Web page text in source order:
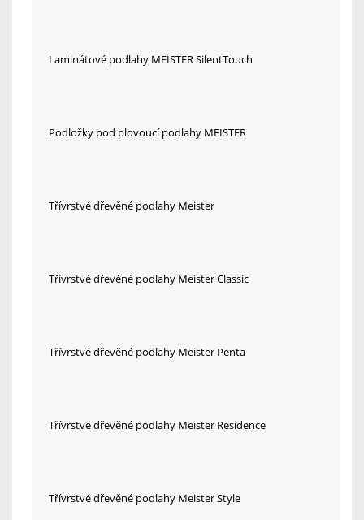
Laminátové podlahy MEISTER SilentTouch
Podložky pod plovoucí podlahy MEISTER
Třívrstvé dřevěné podlahy Meister
Třívrstvé dřevěné podlahy Meister Classic
Třívrstvé dřevěné podlahy Meister Penta
Třívrstvé dřevěné podlahy Meister Residence
Třívrstvé dřevěné podlahy Meister Style